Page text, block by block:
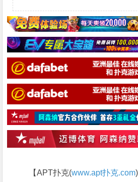
【APT扑克(www.apt扑克.com